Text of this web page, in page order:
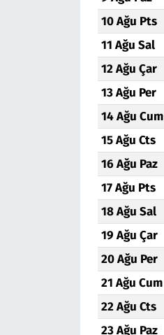
10 Ağu Pts
11 Ağu Sal
12 Ağu Çar
13 Ağu Per
14 Ağu Cum
15 Ağu Cts
16 Ağu Paz
17 Ağu Pts
18 Ağu Sal
19 Ağu Çar
20 Ağu Per
21 Ağu Cum
22 Ağu Cts
23 Ağu Paz
Süleymanpaşa